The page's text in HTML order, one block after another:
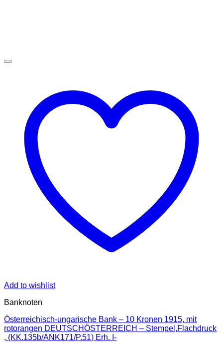
Add to wishlist
Banknoten
Österreichisch-ungarische Bank – 10 Kronen 1915, mit
rotorangen DEUTSCHÖSTERREICH – Stempel,Flachdruck
, (KK.135b/ANK171/P.51) Erh. I-